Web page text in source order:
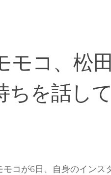
モコ、松
ちを話し
コが6日、自身のインス